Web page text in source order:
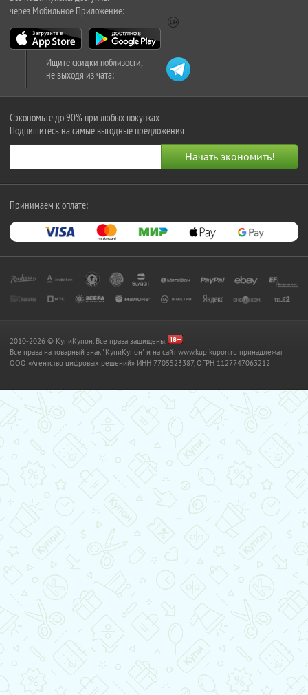
через Мобильное Приложение:
Ищите скидки поблизости,
не выходя из чата:
Сэкономьте до 90% при любых покупках
Подпишитесь на самые выгодные предложения
Принимаем к оплате:
2010-2026 © КупиКупон. Все права защищены.
Все права на товарный знак "КупиКупон" и на сайт www.kupikupon.ru принадлежат
OOO «Агентство цифровых решений» ИНН 7705523387, ОГРН 1127747063212